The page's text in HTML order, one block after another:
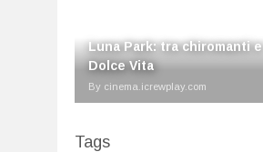
Luna Park: tra chiromanti e
Dolce Vita
By cinema.icrewplay.com
Tags